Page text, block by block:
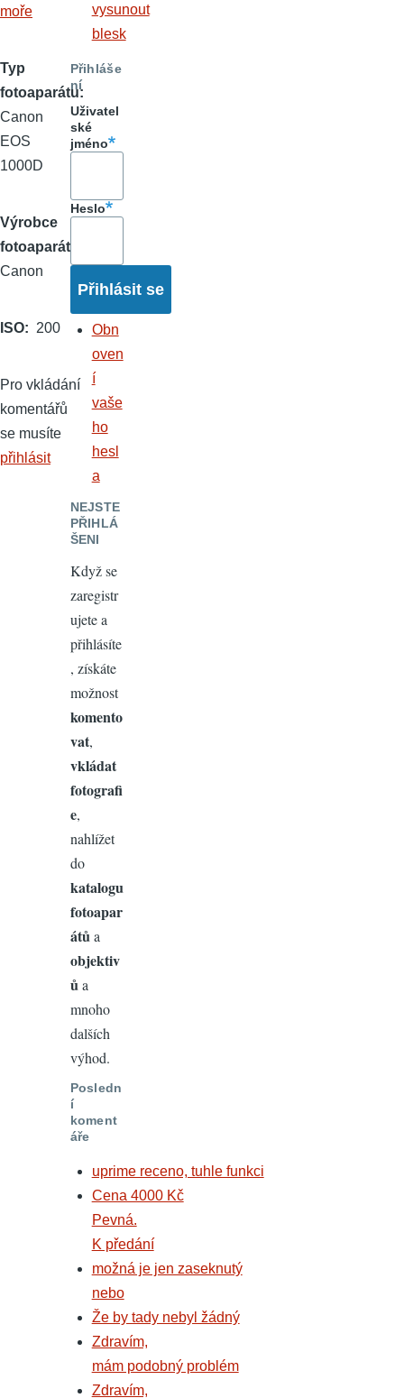
moře
Typ
fotoaparátu
Canon
EOS
1000D
Výrobce
fotoaparátu
Canon
ISO 200
Pro vkládání
komentářů
se musíte
přihlásit
vysunout
blesk
Přihláše
ní
Uživatel
ské
jméno
Heslo
Obn
oven
í
vaše
ho
hesl
a
NEJSTE
PŘIHLÁ
ŠENI
Když se
zaregistr
ujete a
přihlásíte
, získáte
možnost
komento
vat,
vkládat
fotografi
e,
nahlížet
do
katalogu
fotoapar
átů a
objektiv
ů a
mnoho
dalších
výhod.
Posledn
í
koment
áře
uprime receno, tuhle funkci
Cena 4000 Kč
Pevná.
K předání
možná je jen zaseknutý
nebo
Že by tady nebyl žádný
Zdravím,
mám podobný problém
Zdravím,